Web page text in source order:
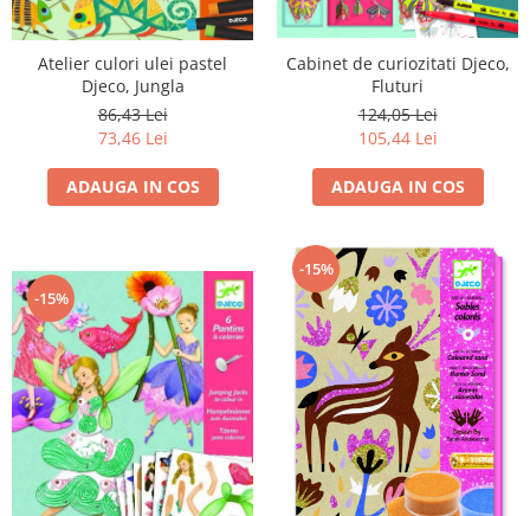
Atelier culori ulei pastel
Djeco, Jungla
86,43 Lei
73,46 Lei
ADAUGA IN COS
Cabinet de curiozitati Djeco,
Fluturi
124,05 Lei
105,44 Lei
ADAUGA IN COS
-15%
-15%